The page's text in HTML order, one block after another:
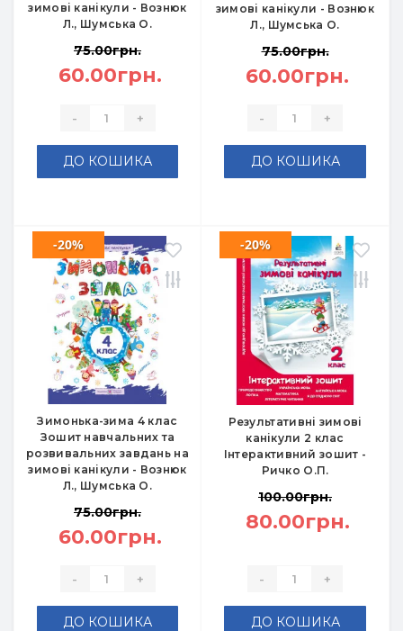
зимові канікули - Вознюк
Л., Шумська О.
75.00грн.
60.00грн.
- +
ДО КОШИКА
зимові канікули - Вознюк
Л., Шумська О.
75.00грн.
60.00грн.
- +
ДО КОШИКА
Зимонька-зима 4 клас
Зошит навчальних та
розвивальних завдань на
зимові канікули - Вознюк
Л., Шумська О.
-20%
75.00грн.
60.00грн.
- +
ДО КОШИКА
Результативні зимові
канікули 2 клас
Інтерактивний зошит -
Ричко О.П.
-20%
100.00грн.
80.00грн.
- +
ДО КОШИКА